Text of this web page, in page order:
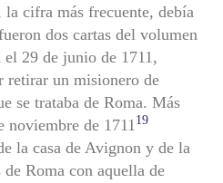
cifra más frecuente, debía
dos cartas del volumen
29 de junio de 1711,
retirar un misionero de
se trataba de Roma. Más
noviembre de 171119
la casa de Avignon y de la
Roma con aquella de